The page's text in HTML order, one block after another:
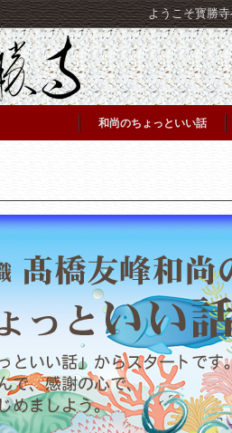
ようこそ寳勝
和尚のちょっといい話